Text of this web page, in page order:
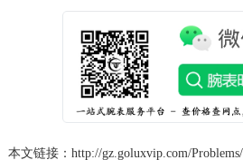
本文链接：http://gz.goluxvip.com/